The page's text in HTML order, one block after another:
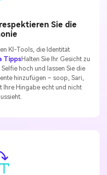
Sie die
KI-Tools, die Identität
TippsHalten Sie Ihr Gesicht zu
hoch und lassen Sie die
hinzufügen – soop, Sari,
Ihre Hingabe echt und nicht